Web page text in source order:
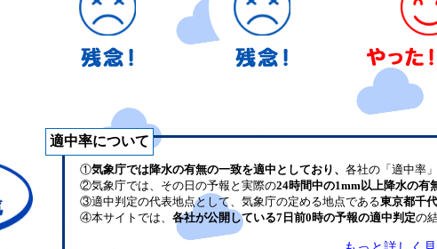
適中率について
①気象庁では降水の有無の一致を適中としており、 各社の「適中率
②気象庁では、その日の予報と実際の24時間中の1mm以上降水の有
③適中判定の代表地点として、気象庁の定める地点である東京都千
④本サイトでは、 各社が公開している7日前0時の予報の適中判定の